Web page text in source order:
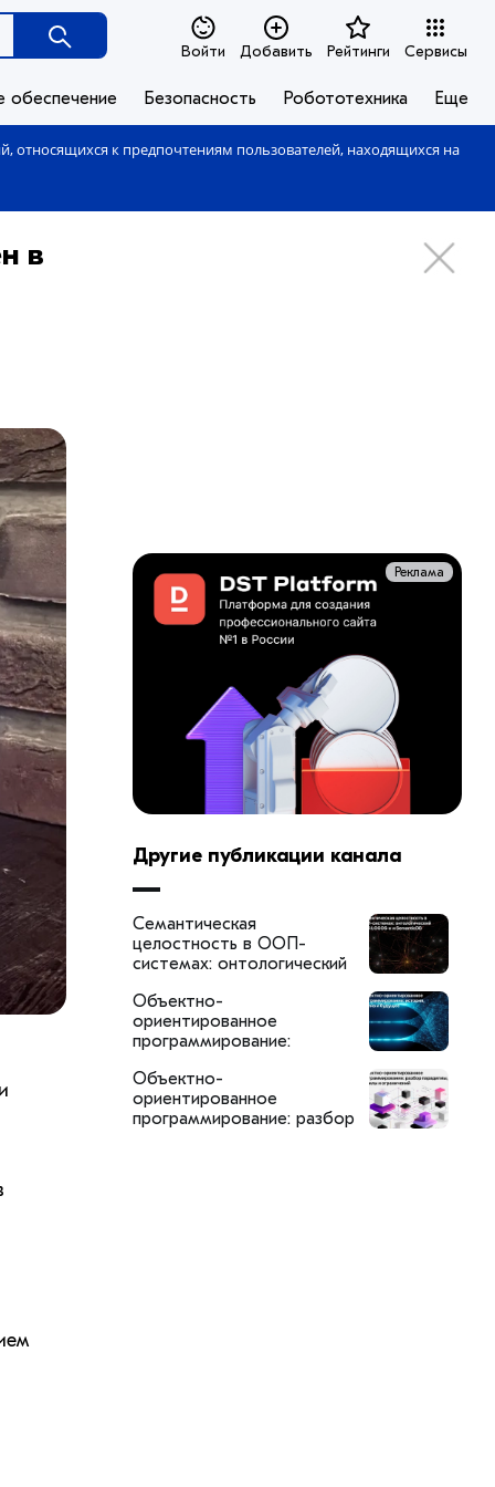
Войти Добавить Рейтинги Сервисы
обеспечение Безопасность Робототехника Еще
относящихся к предпочтениям пользователей, находящихся на
в
Реклама
Другие публикации канала
Семантическая
целостность в ООП-
системах: онтологический
SemanticDB
Объектно-
ориентированное
программирование:
Объектно-
ориентированное
программирование: разбор